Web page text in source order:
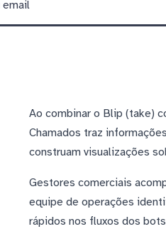
Ao combinar o Blip (take)
Chamados traz
construam visualizações
Gestores comerciais
equipe de operações
rápidos nos fluxos dos